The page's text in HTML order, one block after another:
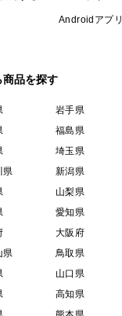
Androidアプリ
品を探す
岩手県
福島県
埼玉県
県 新潟県
山梨県
愛知県
大阪府
県 鳥取県
山口県
高知県